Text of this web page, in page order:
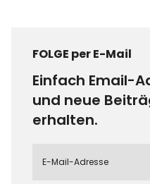
FOLGE per E-Mail
Einfach Email-
und neue
erhalten.